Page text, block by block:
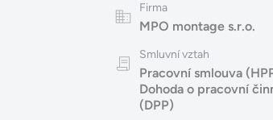
Firma
MPO montage s.r.o.
Smluvní vztah
Pracovní smlouva
Dohoda o pracovní
(DPP)